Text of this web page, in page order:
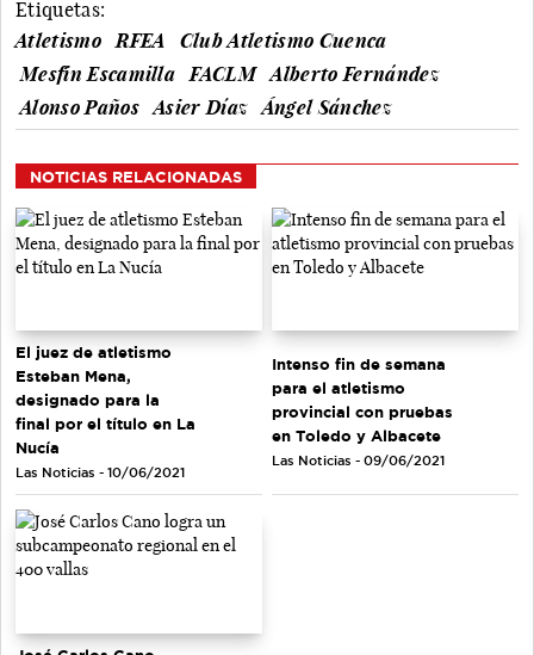
Etiquetas:
Atletismo
RFEA
Club Atletismo Cuenca
Mesfin Escamilla
FACLM
Alberto Fernández
Alonso Paños
Asier Díaz Ángel Sánchez
NOTICIAS RELACIONADAS
El juez de atletismo
Esteban Mena,
designado para la
final por el título en La
Nucía
Las Noticias - 10/06/2021
Intenso fin de semana
para el atletismo
provincial con pruebas
en Toledo y Albacete
Las Noticias - 09/06/2021